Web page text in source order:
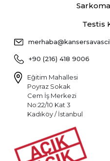
Testis
+90 (216) 418 9006
Eğitim Mahallesi
Poyraz Sokak
Cem İş Merkezi
No:22/10 Kat 3
Kadıköy / İstanbul